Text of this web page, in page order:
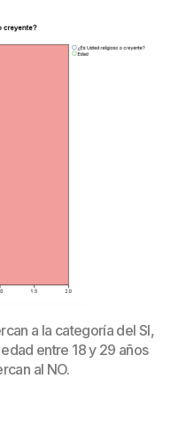
a la categoría del SI,
entre 18 y 29 años
al NO.